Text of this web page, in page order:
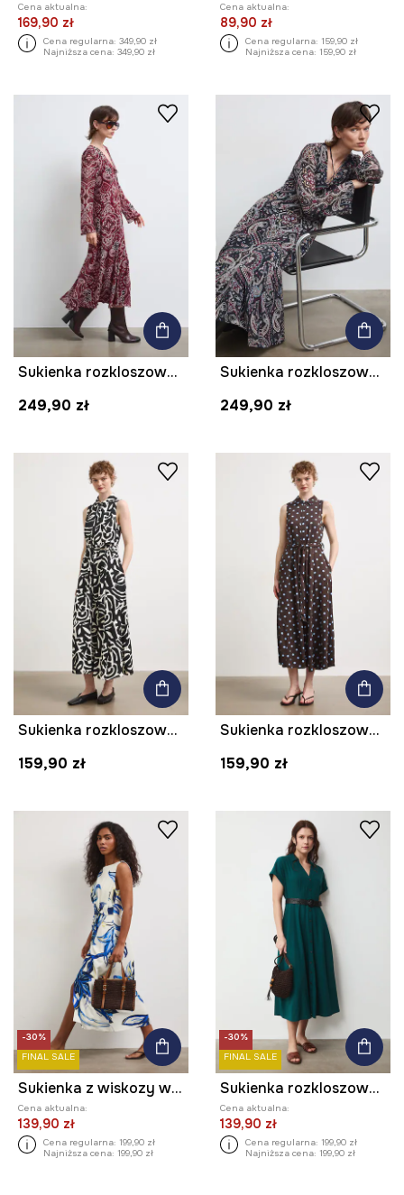
Cena aktualna:
169,90 zł
Cena regularna: 349,90 zł
Najniższa cena: 349,90 zł
Cena aktualna:
89,90 zł
Cena regularna: 159,90 zł
Najniższa cena: 159,90 zł
Sukienka rozkloszowana paisley
249,90 zł
Sukienka rozkloszowana paisley
249,90 zł
Sukienka rozkloszowana z wiskozy
159,90 zł
Sukienka rozkloszowana z wiskozy w groszki
159,90 zł
-30%
FINAL SALE
Sukienka z wiskozy w kwiaty
Cena aktualna:
139,90 zł
Cena regularna: 199,90 zł
Najniższa cena: 199,90 zł
-30%
FINAL SALE
Sukienka rozkloszowana z lnem
Cena aktualna:
139,90 zł
Cena regularna: 199,90 zł
Najniższa cena: 199,90 zł